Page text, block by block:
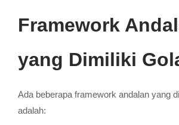
Framework
yang Dimiliki
Ada beberapa framework andalan yang
adalah: